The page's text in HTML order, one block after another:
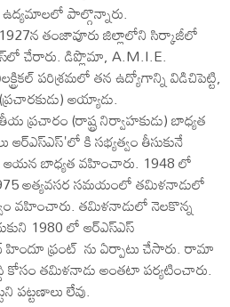
పాల్గొన్నారు.
తంజావూరు జిల్లాలోని సిర్కాజీలో
చేరారు. డిప్లొమా, A.M.I.E.
పరిశ్రమలో తన ఉద్యోగాన్ని విడిచిపెట్టి,
అయ్యాడు.
ప్రచారం (రాష్ట్ర నిర్వాహకుడు) బాధ్యత
కి సభ్యత్వం తీసుకునే
బాధ్యత వహించారు. 1948 లో
అత్యవసర సమయంలో తమిళనాడులో
వహించారు. తమిళనాడులో నెలకొన్న
1980 లో ఆర్ఎస్ఎస్
ఫ్రంట్ ను ఏర్పాటు చేసారు. రామా
కోసం తమిళనాడు అంతటా పర్యటించారు.
పట్టణాలు లేవు.